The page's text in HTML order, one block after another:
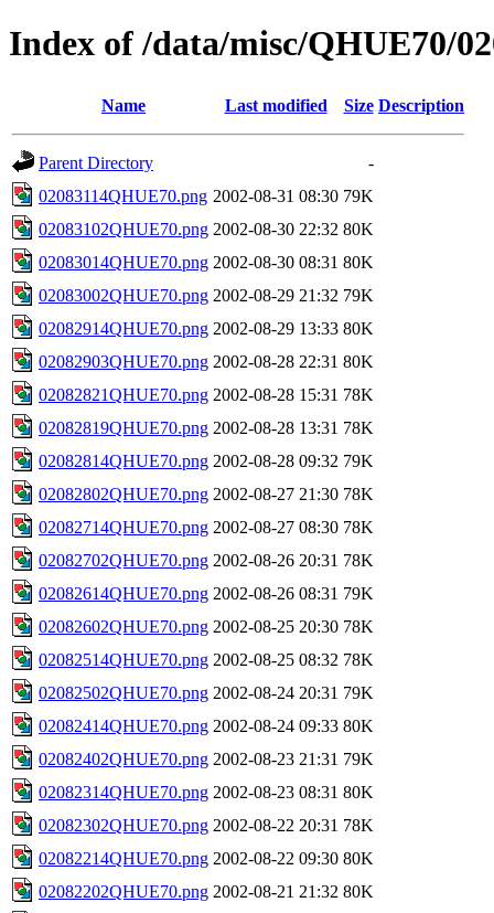
Index of /data/misc/QHUE70/
Name Last modified Size Description
Parent Directory
-
02083114QHUE70.png 2002-08-31 08:30 79K
02083102QHUE70.png 2002-08-30 22:32 80K
02083014QHUE70.png 2002-08-30 08:31 80K
02083002QHUE70.png 2002-08-29 21:32 79K
02082914QHUE70.png 2002-08-29 13:33 80K
02082903QHUE70.png 2002-08-28 22:31 80K
02082821QHUE70.png 2002-08-28 15:31 78K
02082819QHUE70.png 2002-08-28 13:31 78K
02082814QHUE70.png 2002-08-28 09:32 79K
02082802QHUE70.png 2002-08-27 21:30 78K
02082714QHUE70.png 2002-08-27 08:30 78K
02082702QHUE70.png 2002-08-26 20:31 78K
02082614QHUE70.png 2002-08-26 08:31 79K
02082602QHUE70.png 2002-08-25 20:30 78K
02082514QHUE70.png 2002-08-25 08:32 78K
02082502QHUE70.png 2002-08-24 20:31 79K
02082414QHUE70.png 2002-08-24 09:33 80K
02082402QHUE70.png 2002-08-23 21:31 79K
02082314QHUE70.png 2002-08-23 08:31 80K
02082302QHUE70.png 2002-08-22 20:31 78K
02082214QHUE70.png 2002-08-22 09:30 80K
02082202QHUE70.png 2002-08-21 21:32 80K